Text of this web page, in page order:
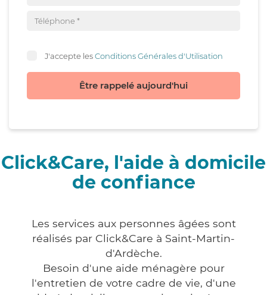
J'accepte lesConditions Générales d'Utilisation
Être rappelé aujourd'hui
Click&Care, l'aide à domicile
de confiance
Les services aux personnes âgées sont
réalisés par Click&Care à Saint-Martin-
d'Ardèche.
Besoin d'une aide ménagère pour
l'entretien de votre cadre de vie, d'une